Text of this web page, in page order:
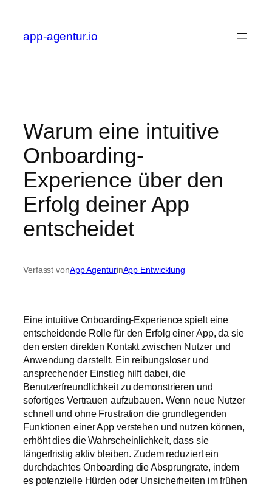
springen
app-agentur.io
Warum eine intuitive
Onboarding-
Experience über den
Erfolg deiner App
entscheidet
Verfasst vonApp AgenturinApp Entwicklung
Eine intuitive Onboarding-Experience spielt eine
entscheidende Rolle für den Erfolg einer App, da sie
den ersten direkten Kontakt zwischen Nutzer und
Anwendung darstellt. Ein reibungsloser und
ansprechender Einstieg hilft dabei, die
Benutzerfreundlichkeit zu demonstrieren und
sofortiges Vertrauen aufzubauen. Wenn neue Nutzer
schnell und ohne Frustration die grundlegenden
Funktionen einer App verstehen und nutzen können,
erhöht dies die Wahrscheinlichkeit, dass sie
längerfristig aktiv bleiben. Zudem reduziert ein
durchdachtes Onboarding die Absprungrate, indem
es potenzielle Hürden oder Unsicherheiten im frühen